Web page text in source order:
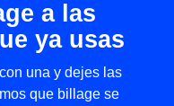
a las
ya usas
una y dejes las
que billage se